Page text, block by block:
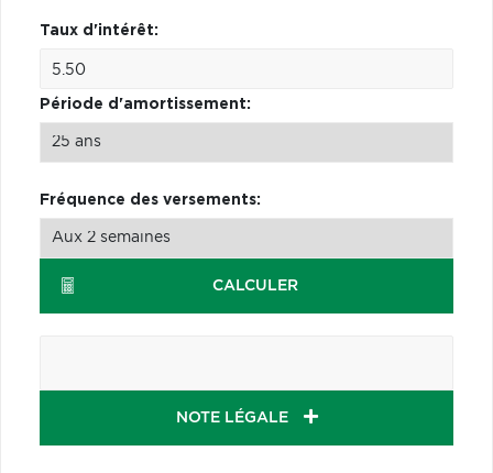
Taux d'intérêt:
Période d'amortissement:
Fréquence des versements:
CALCULER
NOTE LÉGALE